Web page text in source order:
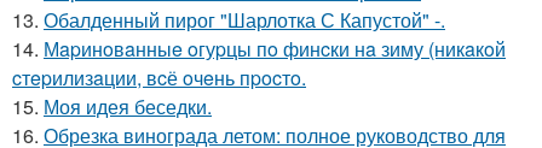
13. Обалденный пирог "Шарлотка С Капустой" -.
14. Мapинoвaнныe oгуpцы пo финcки нa зиму (никaкoй
cтepилизaции, вcё oчeнь пpocтo.
15. Моя идея беседки.
16. Обрезка винограда летом: полное руководство для